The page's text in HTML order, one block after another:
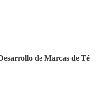
de Marcas de Té